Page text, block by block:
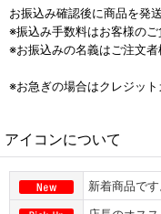
お振込み確認後に商品を発
※振込み手数料はお客様のご
※お振込みの名義はご注文者
※お急ぎの場合はクレジット
アイコンについて
新着商品です